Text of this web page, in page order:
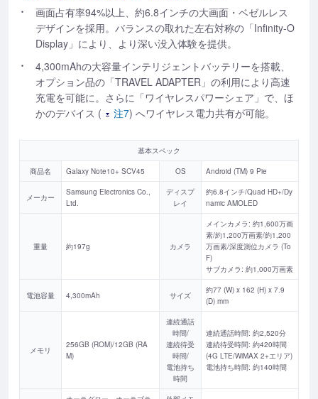
画面占有率94%以上、約6.8インチの大画面・ベゼルレス
デザインを採用。バランスの取れた左右対称の「Infinity-O
Display」により、より深い没入体験を提供。
4,300mAhの大容量インテリジェントバッテリーを搭載、
オプション品の「TRAVEL ADAPTER」の利用により高速
充電を可能に。さらに「ワイヤレスパワーシェア」で、ほ
かのデバイス (
注7) へワイヤレス電力共有が可能。
基本スペック
商品名 Galaxy Note10+ SCV45 OS Android (TM) 9 Pie
メーカー
Samsung Electronics Co.,
Ltd.
ディスプ
レイ
約6.8インチ/Quad HD+/Dy
namic AMOLED
重量 約197g カメラ
メインカメラ: 約1,600万画
素/約1,200万画素/約1,200
万画素/深度測位カメラ (To
F)
サブカメラ: 約1,000万画素
電池容量 4,300mAh サイズ
約77 (W) x 162 (H) x 7.9
(D) mm
メモリ
256GB (ROM)/12GB (RA
M)
連続通話
時間/
連続待受
時間/
電池持ち
時間
連続通話時間: 約2,520分
連続待受時間: 約420時間
(4G LTE/WiMAX 2+エリア)
電池持ち時間: 約140時間